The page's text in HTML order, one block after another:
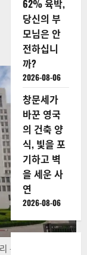
구제를 위해 기존의
62% 육박,
당신의 부
모님은 안
전하십니
까?
2026-08-06
창문세가
바꾼 영국
의 건축 양
식, 빛을 포
기하고 벽
을 세운 사
연
2026-08-06